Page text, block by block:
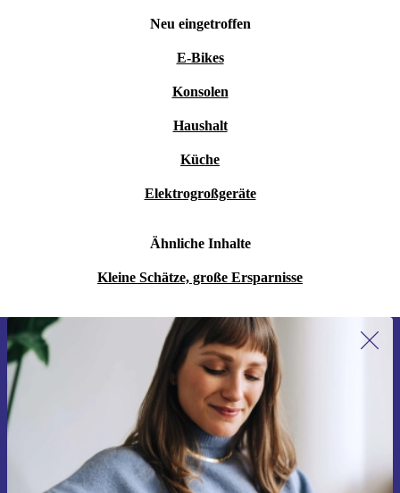
Neu eingetroffen
E-Bikes
Konsolen
Haushalt
Küche
Elektrogroßgeräte
Ähnliche Inhalte
Kleine Schätze, große Ersparnisse
Erstmals zum Newsletter anmelden,
15 € sparen!
Verpasse kein Angebot mehr.